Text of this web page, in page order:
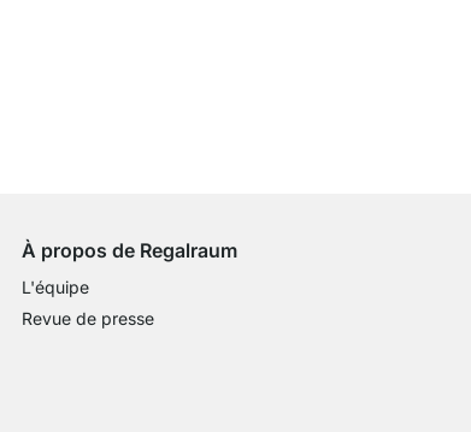
À propos de Regalraum
L'équipe
Revue de presse